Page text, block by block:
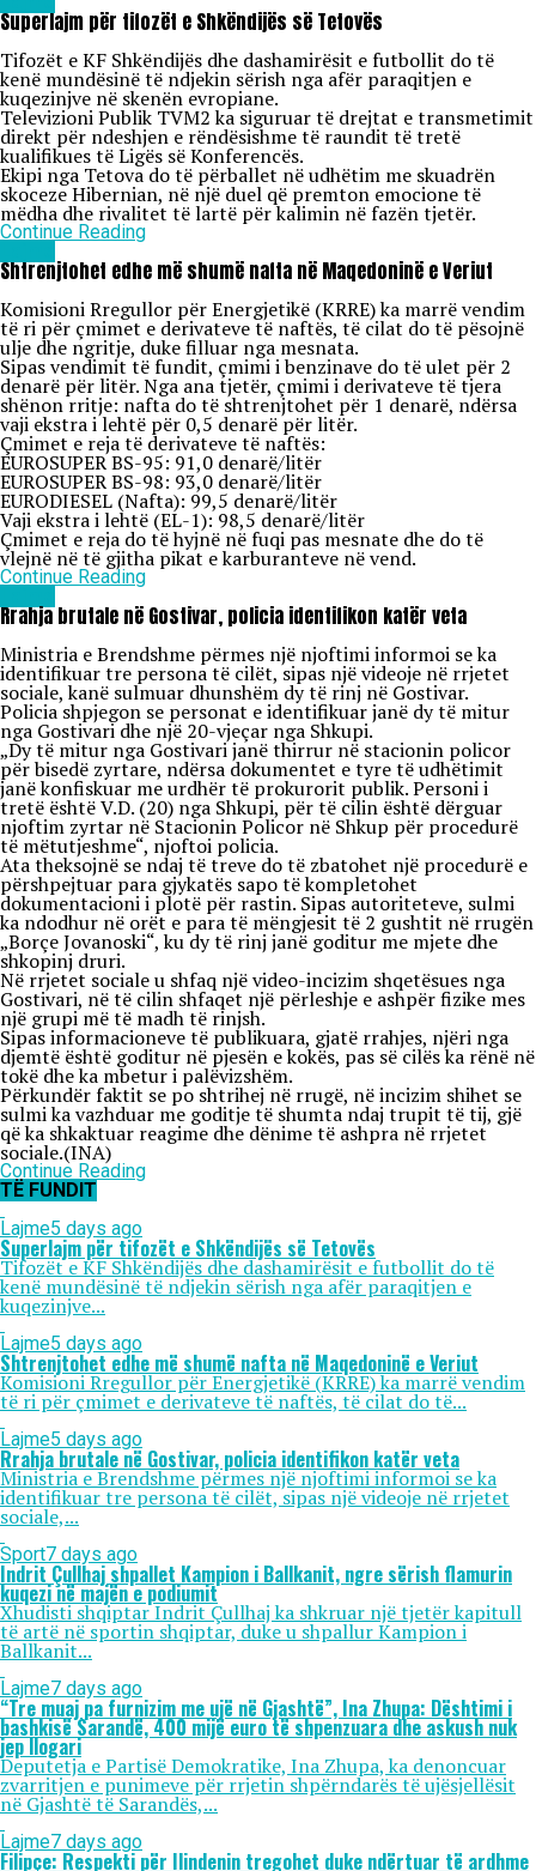
Superlajm për tifozët e Shkëndijës së Tetovës
Tifozët e KF Shkëndijës dhe dashamirësit e futbollit do të
kenë mundësinë të ndjekin sërish nga afër paraqitjen e
kuqezinjve në skenën evropiane.
Televizioni Publik TVM2 ka siguruar të drejtat e transmetimit
direkt për ndeshjen e rëndësishme të raundit të tretë
kualifikues të Ligës së Konferencës.
Ekipi nga Tetova do të përballet në udhëtim me skuadrën
skoceze Hibernian, në një duel që premton emocione të
mëdha dhe rivalitet të lartë për kalimin në fazën tjetër.
Continue Reading
Shtrenjtohet edhe më shumë nafta në Maqedoninë e Veriut
Komisioni Rregullor për Energjetikë (KRRE) ka marrë vendim
të ri për çmimet e derivateve të naftës, të cilat do të pësojnë
ulje dhe ngritje, duke filluar nga mesnata.
Sipas vendimit të fundit, çmimi i benzinave do të ulet për 2
denarë për litër. Nga ana tjetër, çmimi i derivateve të tjera
shënon rritje: nafta do të shtrenjtohet për 1 denarë, ndërsa
vaji ekstra i lehtë për 0,5 denarë për litër.
Çmimet e reja të derivateve të naftës:
EUROSUPER BS-95: 91,0 denarë/litër
EUROSUPER BS-98: 93,0 denarë/litër
EURODIESEL (Nafta): 99,5 denarë/litër
Vaji ekstra i lehtë (EL-1): 98,5 denarë/litër
Çmimet e reja do të hyjnë në fuqi pas mesnate dhe do të
vlejnë në të gjitha pikat e karburanteve në vend.
Continue Reading
Rrahja brutale në Gostivar, policia identifikon katër veta
Ministria e Brendshme përmes një njoftimi informoi se ka
identifikuar tre persona të cilët, sipas një videoje në rrjetet
sociale, kanë sulmuar dhunshëm dy të rinj në Gostivar.
Policia shpjegon se personat e identifikuar janë dy të mitur
nga Gostivari dhe një 20-vjeçar nga Shkupi.
„Dy të mitur nga Gostivari janë thirrur në stacionin policor
për bisedë zyrtare, ndërsa dokumentet e tyre të udhëtimit
janë konfiskuar me urdhër të prokurorit publik. Personi i
tretë është V.D. (20) nga Shkupi, për të cilin është dërguar
njoftim zyrtar në Stacionin Policor në Shkup për procedurë
të mëtutjeshme“, njoftoi policia.
Ata theksojnë se ndaj të treve do të zbatohet një procedurë e
përshpejtuar para gjykatës sapo të kompletohet
dokumentacioni i plotë për rastin. Sipas autoriteteve, sulmi
ka ndodhur në orët e para të mëngjesit të 2 gushtit në rrugën
„Borçe Jovanoski“, ku dy të rinj janë goditur me mjete dhe
shkopinj druri.
Në rrjetet sociale u shfaq një video-incizim shqetësues nga
Gostivari, në të cilin shfaqet një përleshje e ashpër fizike mes
një grupi më të madh të rinjsh.
Sipas informacioneve të publikuara, gjatë rrahjes, njëri nga
djemtë është goditur në pjesën e kokës, pas së cilës ka rënë në
tokë dhe ka mbetur i palëvizshëm.
Përkundër faktit se po shtrihej në rrugë, në incizim shihet se
sulmi ka vazhduar me goditje të shumta ndaj trupit të tij, gjë
që ka shkaktuar reagime dhe dënime të ashpra në rrjetet
sociale.(INA)
Continue Reading
TË FUNDIT
Lajme5 days ago
Superlajm për tifozët e Shkëndijës së Tetovës
Tifozët e KF Shkëndijës dhe dashamirësit e futbollit do të
kenë mundësinë të ndjekin sërish nga afër paraqitjen e
kuqezinjve...
Lajme5 days ago
Shtrenjtohet edhe më shumë nafta në Maqedoninë e Veriut
Komisioni Rregullor për Energjetikë (KRRE) ka marrë vendim
të ri për çmimet e derivateve të naftës, të cilat do të...
Lajme5 days ago
Rrahja brutale në Gostivar, policia identifikon katër veta
Ministria e Brendshme përmes një njoftimi informoi se ka
identifikuar tre persona të cilët, sipas një videoje në rrjetet
sociale,...
Sport7 days ago
Indrit Çullhaj shpallet Kampion i Ballkanit, ngre sërish flamurin
kuqezi në majën e podiumit
Xhudisti shqiptar Indrit Çullhaj ka shkruar një tjetër kapitull
të artë në sportin shqiptar, duke u shpallur Kampion i
Ballkanit...
Lajme7 days ago
“Tre muaj pa furnizim me ujë në Gjashtë”, Ina Zhupa: Dështimi i
bashkisë Sarandë, 400 mijë euro të shpenzuara dhe askush nuk
jep llogari
Deputetja e Partisë Demokratike, Ina Zhupa, ka denoncuar
zvarritjen e punimeve për rrjetin shpërndarës të ujësjellësit
në Gjashtë të Sarandës,...
Lajme7 days ago
Filipçe: Respekti për Ilindenin tregohet duke ndërtuar të ardhme